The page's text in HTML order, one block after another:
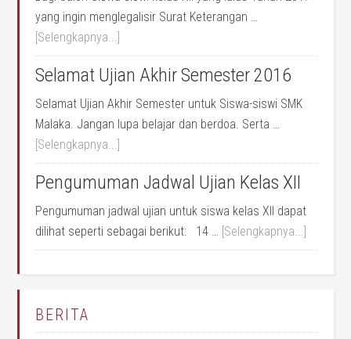
yang ingin menglegalisir Surat Keterangan …
[Selengkapnya...]
Selamat Ujian Akhir Semester 2016
Selamat Ujian Akhir Semester untuk Siswa-siswi SMK
Malaka. Jangan lupa belajar dan berdoa. Serta …
[Selengkapnya...]
Pengumuman Jadwal Ujian Kelas XII
Pengumuman jadwal ujian untuk siswa kelas XII dapat
dilihat seperti sebagai berikut: 14 … [Selengkapnya...]
BERITA